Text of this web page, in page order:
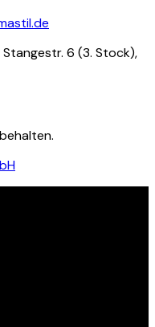
6 (3. Stock),